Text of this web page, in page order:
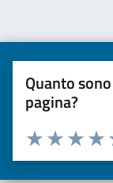
Quanto
pagina?
Valuta da 1 a 5
Valuta
Valuta 2
Valuta una